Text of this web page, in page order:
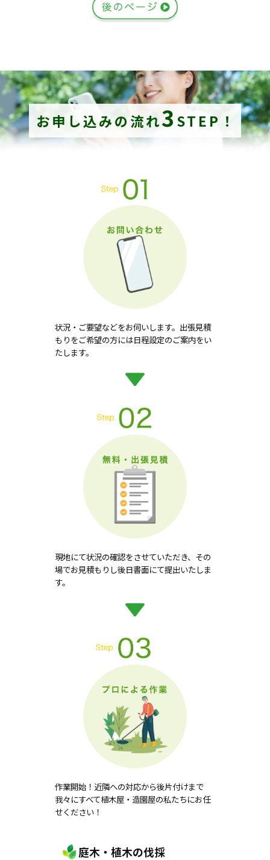
お申し込みの流れ3 STEP！
状況・ご要望などをお伺いします。出張見積
もりをご希望の方には日程設定のご案内をい
たします。
現地にて状況の確認をさせていただき、その
場でお見積もりし後日書面にて提出いたしま
す。
作業開始！近隣への対応から後片付けまで
我々にすべて植木屋・造園屋の私たちにお任
せください！
庭木・植木の伐採